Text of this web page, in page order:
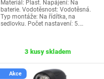
Materiál: Plast. Napájení: Na
baterie. Vodotěsnost: Vodotěsná.
Typ montáže: Na řídítka, na
sedlovku. Počet nastavení: 5.…
3 kusy skladem
Akce